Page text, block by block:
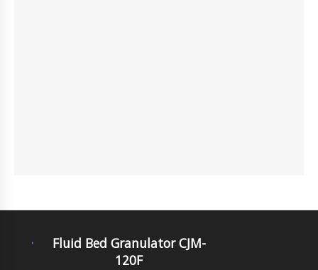
Fluid Bed Granulator CJM-
120F